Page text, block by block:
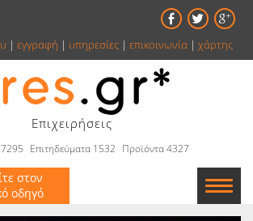
| εγγραφή | υπηρεσίες| επικοινωνία| χάρτης
Επιχειρήσεις
Επιτηδεύματα 1532 Προϊόντα 4327
στον
οδηγό